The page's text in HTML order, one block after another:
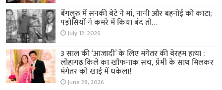
बेंगलुरु में सनकी बेटे ने मां, नानी और बहनोई को काटा;
पड़ोसियों ने कमरे में किया बंद तो…
July 12, 2026
3 साल की ‘आजादी’ के लिए मंगेतर की बेरहम हत्या :
लोहागढ़ किले का खौफनाक सच, प्रेमी के साथ मिलकर
मंगेतर को खाई में धकेला!
June 28, 2026